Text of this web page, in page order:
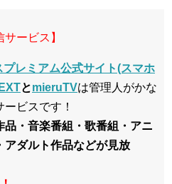
ービス】
レミアム公式サイト(スマホ
とmieruTVは管理人がかな
ビスです！
品・音楽番組・歌番組・アニ
アダルト作品などが見放